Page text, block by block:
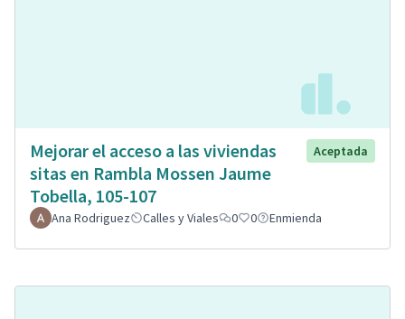
Mejorar el acceso a las viviendas
sitas en Rambla Mossen Jaume
Tobella, 105-107
Aceptada
Ana Rodriguez Calles y Viales 0 0 Enmienda